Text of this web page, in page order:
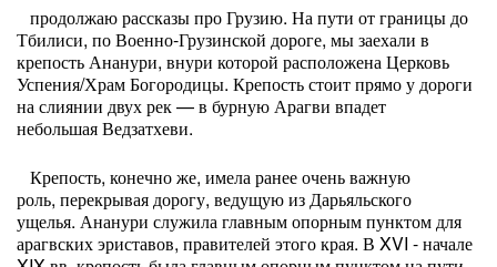
продолжаю рассказы про Грузию. На пути от границы до
Тбилиси, по Военно-Грузинской дороге, мы заехали в
крепость Ананури, внури которой расположена Церковь
Успения/Храм Богородицы. Крепость стоит прямо у дороги
на слиянии двух рек — в бурную Арагви впадет
небольшая Ведзатхеви.
Крепость, конечно же, имела ранее очень важную
роль, перекрывая дорогу, ведущую из Дарьяльского
ущелья. Ананури служила главным опорным пунктом для
арагвских эриставов, правителей этого края. В XVI - начале